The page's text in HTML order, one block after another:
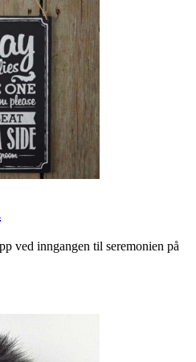
ved inngangen til seremonien på